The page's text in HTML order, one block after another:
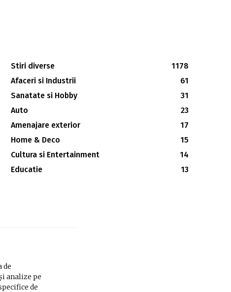
Stiri diverse
1178
Afaceri si Industrii
61
Sanatate si Hobby
31
Auto
23
Amenajare exterior
17
Home & Deco
15
Cultura si Entertainment
14
Educatie
13
de
analize pe
de